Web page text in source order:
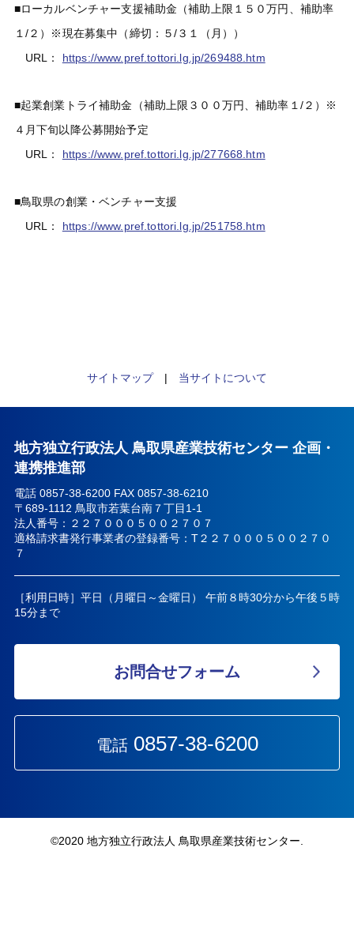
■ローカルベンチャー支援補助金（補助上限１５０万円、補助率
１/２）※現在募集中（締切：５/３１（月））
URL： https://www.pref.tottori.lg.jp/269488.htm
■起業創業トライ補助金（補助上限３００万円、補助率１/２）※
４月下旬以降公募開始予定
URL： https://www.pref.tottori.lg.jp/277668.htm
■鳥取県の創業・ベンチャー支援
URL： https://www.pref.tottori.lg.jp/251758.htm
サイトマップ| 当サイトについて
地方独立行政法人 鳥取県産業技術センター 企画・
連携推進部
電話 0857-38-6200 FAX 0857-38-6210
〒689-1112 鳥取市若葉台南７丁目1-1
法人番号：２２７０００５００２７０７
適格請求書発行事業者の登録番号：T２２７０００５００２７０
７
［利用日時］平日（月曜日～金曜日） 午前８時30分から午後５時
15分まで
お問合せフォーム
電話0857-38-6200
©︎2020 地方独立行政法人 鳥取県産業技術センター.